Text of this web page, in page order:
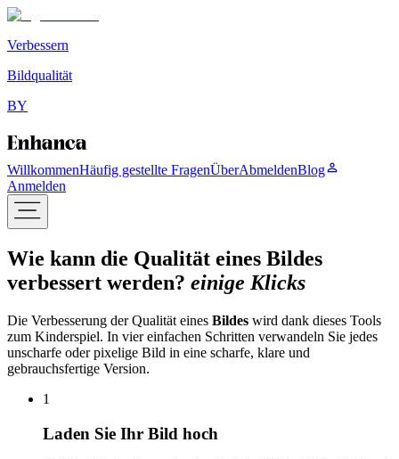
Verbessern
Bildqualität
BY
WillkommenHäufig gestellte FragenÜberAbmeldenBlog
Anmelden
Wie kann die Qualität eines Bildes
verbessert werden? einige Klicks
Die Verbesserung der Qualität eines Bildes wird dank dieses Tools
zum Kinderspiel. In vier einfachen Schritten verwandeln Sie jedes
unscharfe oder pixelige Bild in eine scharfe, klare und
gebrauchsfertige Version.
1
Laden Sie Ihr Bild hoch